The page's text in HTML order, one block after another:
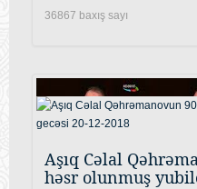
36867 baxış sayı
Aşıq Cəlal
həsr olunmuş